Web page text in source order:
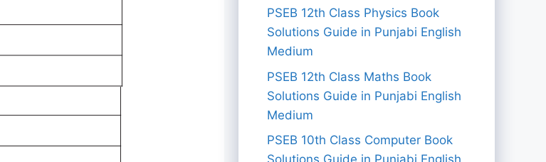
PSEB 12th Class Physics Book
Solutions Guide in Punjabi English
Medium
PSEB 12th Class Maths Book
Solutions Guide in Punjabi English
Medium
PSEB 10th Class Computer Book